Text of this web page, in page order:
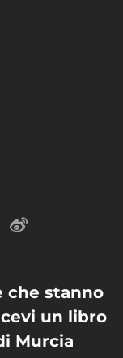
che stanno
un libro
Murcia